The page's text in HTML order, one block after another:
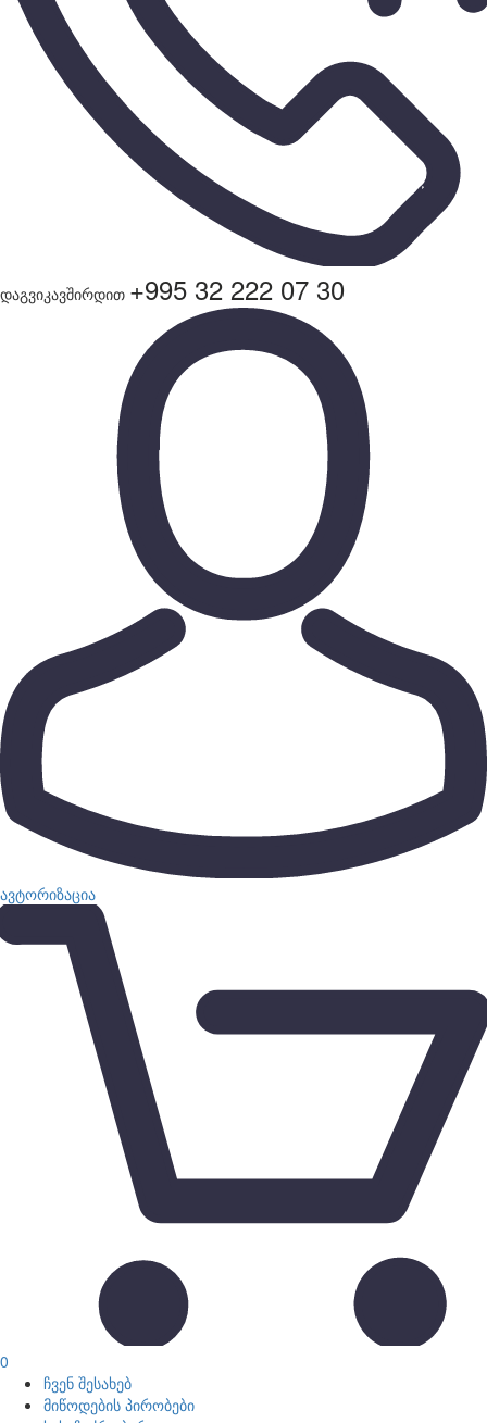
დაგვიკავშირდით +995 32 222 07 30
ავტორიზაცია
0
ჩვენ შესახებ
მიწოდების პირობები